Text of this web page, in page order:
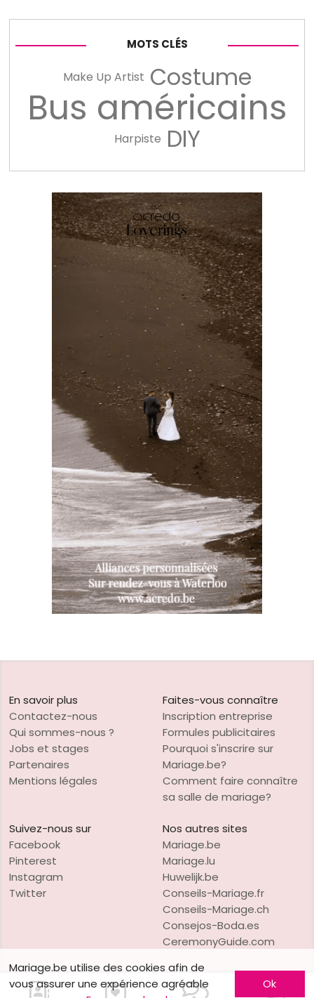
MOTS CLÉS
Make Up Artist Costume
Bus américains
Harpiste DIY
En savoir plus
Contactez-nous
Qui sommes-nous ?
Jobs et stages
Partenaires
Mentions légales
Faites-vous connaître
Inscription entreprise
Formules publicitaires
Pourquoi s'inscrire sur
Mariage.be?
Comment faire connaître
sa salle de mariage?
Suivez-nous sur
Facebook
Pinterest
Instagram
Twitter
Nos autres sites
Mariage.be
Mariage.lu
Huwelijk.be
Conseils-Mariage.fr
Conseils-Mariage.ch
Consejos-Boda.es
CeremonyGuide.com
Mariage.be utilise des cookies afin de
vous assurer une expérience agréable
Ok